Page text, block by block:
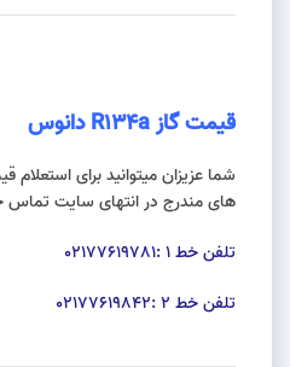
قیمت گاز R134a دانوس
شما عزیزان میتوانید برای استعلام
های مندرج در انتهای سایت تماس
تلفن خط 1 :02177619781
تلفن خط 2 :02177619842